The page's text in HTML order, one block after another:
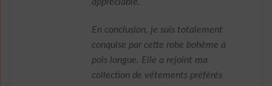
appréciable.
En conclusion, je suis totalement
conquise par cette robe bohème à
pois longue. Elle a rejoint ma
collection de vêtements préférés